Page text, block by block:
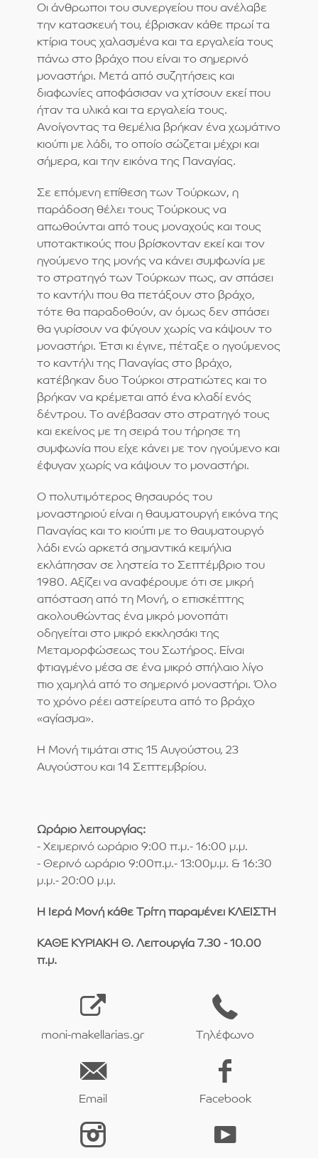
Οι άνθρωποι του συνεργείου που ανέλαβε
την κατασκευή του, έβρισκαν κάθε πρωί τα
κτίρια τους χαλασμένα και τα εργαλεία τους
πάνω στο βράχο που είναι το σημερινό
μοναστήρι. Μετά από συζητήσεις και
διαφωνίες αποφάσισαν να χτίσουν εκεί που
ήταν τα υλικά και τα εργαλεία τους.
Ανοίγοντας τα θεμέλια βρήκαν ένα χωμάτινο
κιούπι με λάδι, το οποίο σώζεται μέχρι και
σήμερα, και την εικόνα της Παναγίας.
Σε επόμενη επίθεση των Τούρκων, η
παράδοση θέλει τους Τούρκους να
απωθούνται από τους μοναχούς και τους
υποτακτικούς που βρίσκονταν εκεί και τον
ηγούμενο της μονής να κάνει συμφωνία με
το στρατηγό των Τούρκων πως, αν σπάσει
το καντήλι που θα πετάξουν στο βράχο,
τότε θα παραδοθούν, αν όμως δεν σπάσει
θα γυρίσουν να φύγουν χωρίς να κάψουν το
μοναστήρι. Έτσι κι έγινε, πέταξε ο ηγούμενος
το καντήλι της Παναγίας στο βράχο,
κατέβηκαν δυο Τούρκοι στρατιώτες και το
βρήκαν να κρέμεται από ένα κλαδί ενός
δέντρου. Το ανέβασαν στο στρατηγό τους
και εκείνος με τη σειρά του τήρησε τη
συμφωνία που είχε κάνει με τον ηγούμενο και
έφυγαν χωρίς να κάψουν το μοναστήρι.
Ο πολυτιμότερος θησαυρός του
μοναστηριού είναι η θαυματουργή εικόνα της
Παναγίας και το κιούπι με το θαυματουργό
λάδι ενώ αρκετά σημαντικά κειμήλια
εκλάπησαν σε ληστεία το Σεπτέμβριο του
1980. Αξίζει να αναφέρουμε ότι σε μικρή
απόσταση από τη Μονή, ο επισκέπτης
ακολουθώντας ένα μικρό μονοπάτι
οδηγείται στο μικρό εκκλησάκι της
Μεταμορφώσεως του Σωτήρος. Είναι
φτιαγμένο μέσα σε ένα μικρό σπήλαιο λίγο
πιο χαμηλά από το σημερινό μοναστήρι. Όλο
το χρόνο ρέει αστείρευτα από το βράχο
«αγίασμα».
Η Μονή τιμάται στις 15 Αυγούστου, 23
Αυγούστου και 14 Σεπτεμβρίου.
Ωράριο λειτουργίας:
- Χειμερινό ωράριο 9:00 π.μ.- 16:00 μ.μ.
- Θερινό ωράριο 9:00π.μ.- 13:00μ.μ. & 16:30
μ.μ.- 20:00 μ.μ.
Η Ιερά Μονή κάθε Τρίτη παραμένει ΚΛΕΙΣΤΗ
ΚΑΘΕ ΚΥΡΙΑΚΗ Θ. Λειτουργία 7.30 - 10.00
π.μ.
moni-makellarias.gr Τηλέφωνο
Email Facebook